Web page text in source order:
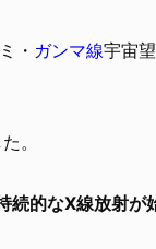
・ ガンマ線宇宙
。
続的なX線放射が